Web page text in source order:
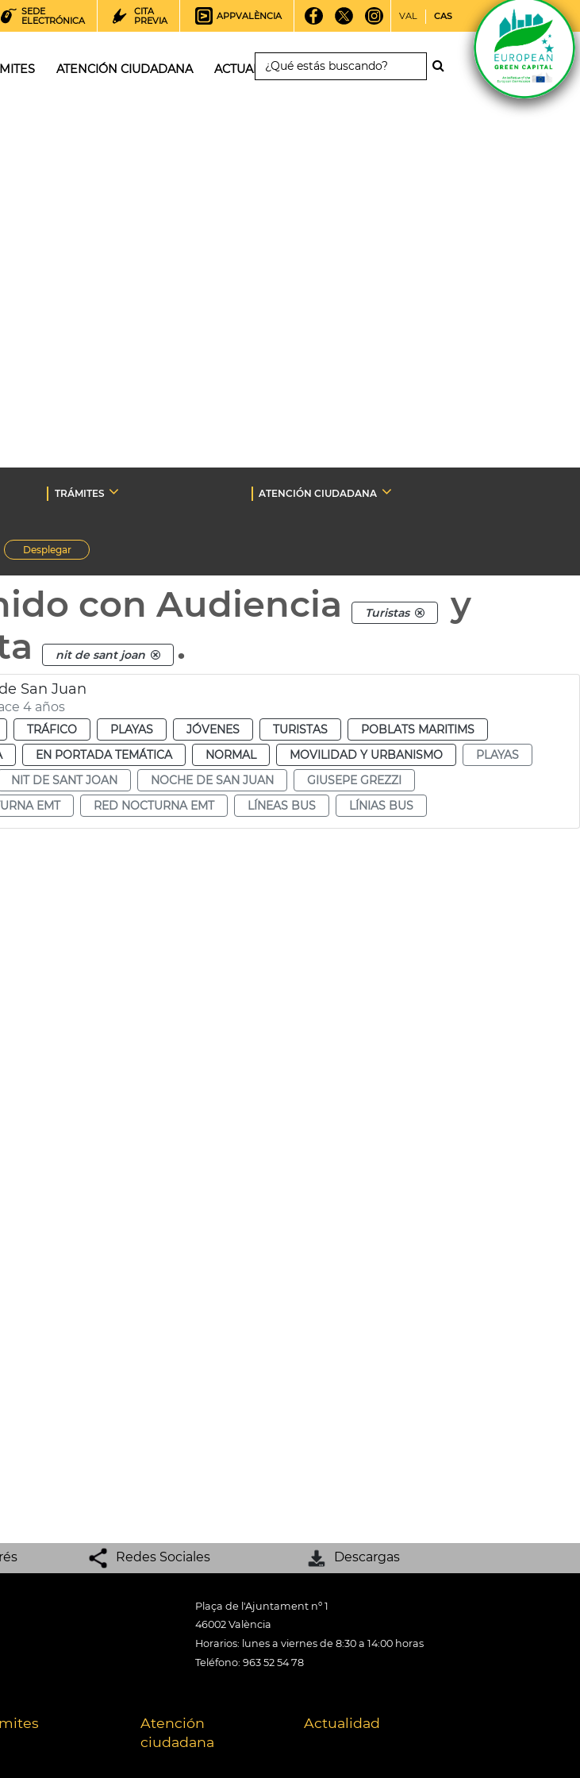
SEDE
ELECTRÓNICA
CITA
PREVIA
APPVALÈNCIA VAL CAS
ATENCIÓN CIUDADANA ACTUALIDAD
TRÁMITES
ATENCIÓN CIUDADANA
Desplegar
con Audiencia Turistas
y
nit de sant joan .
San Juan
4 años
TRÁFICO PLAYAS JÓVENES TURISTAS
POBLATS MARITIMS
EN PORTADA TEMÁTICA NORMAL MOVILIDAD Y URBANISMO
PLAYAS
NIT DE SANT JOAN NOCHE DE SAN JUAN
GIUSEPE GREZZI
EMT
RED NOCTURNA EMT LÍNEAS BUS LÍNIAS BUS
Redes Sociales Descargas
Plaça de l'Ajuntament nº 1
46002 València
Horarios: lunes a viernes de 8:30 a 14:00 horas
Teléfono: 963 52 54 78
Atención
ciudadana
Actualidad